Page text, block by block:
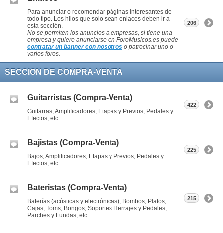
Para anunciar o recomendar páginas interesantes de
todo tipo. Los hilos que solo sean enlaces deben ir a
esta sección.
No se permiten los anuncios a empresas, si tiene una
empresa y quiere anunciarse en ForoMusicos.es puede
contratar un banner con nosotros o patrocinar uno o
varios foros.
206
SECCIÓN DE COMPRA-VENTA
Guitarristas (Compra-Venta)
Guitarras, Amplificadores, Etapas y Previos, Pedales y
Efectos, etc...
422
Bajistas (Compra-Venta)
Bajos, Amplificadores, Etapas y Previos, Pedales y
Efectos, etc...
225
Bateristas (Compra-Venta)
Baterías (acústicas y electrónicas), Bombos, Platos,
Cajas, Toms, Bongos, Soportes Herrajes y Pedales,
Parches y Fundas, etc...
215